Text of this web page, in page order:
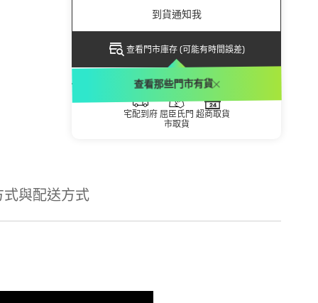
到貨通知我
查看門市庫存 (可能有時間誤差)
查看那些門市有貨
配送方式
宅配到府 屈臣氏門
市取貨
超商取貨
式與配送方式